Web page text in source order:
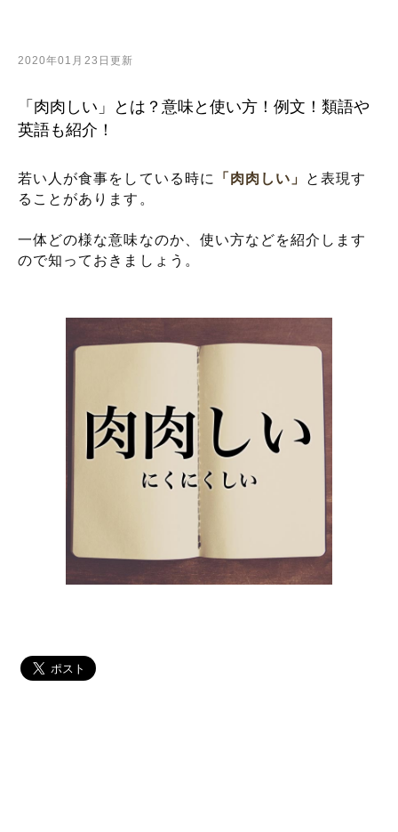
2020年01月23日更新
「肉肉しい」とは？意味と使い方！例文！類語や
英語も紹介！
若い人が食事をしている時に 「肉肉しい」
と表現す
ることがあります。
一体どの様な意味なのか、使い方などを紹介します
ので知っておきましょう。